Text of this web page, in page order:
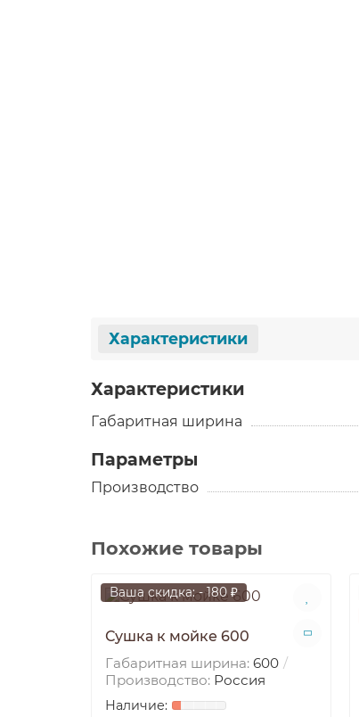
Характеристики
Характеристики
Габаритная ширина
Параметры
Производство
Похожие товары
Ваша скидка: - 180 ₽
Сушка к мойке 600
Габаритная ширина: 600
Производство: Россия